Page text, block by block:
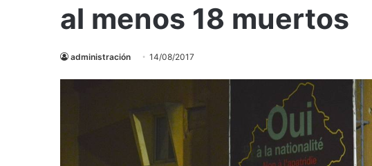
al menos 18 muertos
administración 14/08/2017